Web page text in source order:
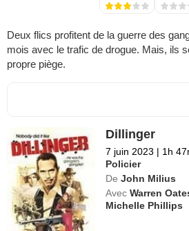
Deux flics profitent de la guerre des
mois avec le trafic de drogue. Mais, ils
propre piège.
Dillinger
7 juin 2023 | 1h
Policier
De John Milius
Avec Warren
Michelle Phillips